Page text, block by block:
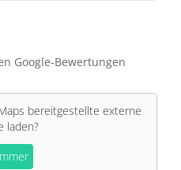
Google-Bewertungen
bereitgestellte externe
laden?